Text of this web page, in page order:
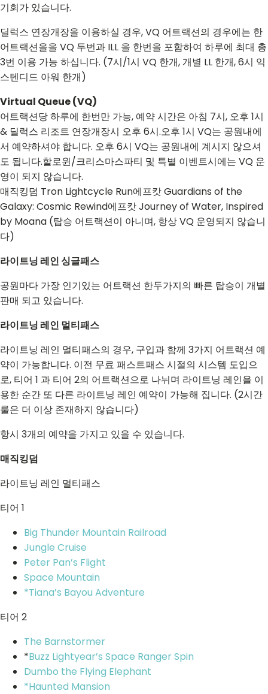
기회가 있습니다.
딜럭스 연장개장을 이용하실 경우, VQ 어트랙션의 경우에는 한
어트랙션을을 VQ 두번과 ILL 을 한번을 포함하여 하루에 최대 총
3번 이용 가능 하십니다. (7시/1시 VQ 한개, 개별 LL 한개, 6시 익
스텐디드 아워 한개)
Virtual Queue (VQ)
어트랙션당 하루에 한번만 가능, 예약 시간은 아침 7시, 오후 1시
& 딜럭스 리조트 연장개장시 오후 6시.오후 1시 VQ는 공원내에
서 예약하셔야 합니다. 오후 6시 VQ는 공원내에 계시지 않으셔
도 됩니다.할로윈/크리스마스파티 및 특별 이벤트시에는 VQ 운
영이 되지 않습니다.
매직킹덤 Tron Lightcycle Run에프캇 Guardians of the
Galaxy: Cosmic Rewind에프캇 Journey of Water, Inspired
by Moana (탑승 어트랙션이 아니며, 항상 VQ 운영되지 않습니
다)
라이트닝 레인 싱글패스
공원마다 가장 인기있는 어트랙션 한두가지의 빠른 탑승이 개별
판매 되고 있습니다.
라이트닝 레인 멀티패스
라이트닝 레인 멀티패스의 경우, 구입과 함께 3가지 어트랙션 예
약이 가능합니다. 이전 무료 패스트패스 시절의 시스템 도입으
로, 티어 1 과 티어 2의 어트랙션으로 나뉘며 라이트닝 레인을 이
용한 순간 또 다른 라이트닝 레인 예약이 가능해 집니다. (2시간
룰은 더 이상 존재하지 않습니다)
항시 3개의 예약을 가지고 있을 수 있습니다.
매직킹덤
라이트닝 레인 멀티패스
티어 1
Big Thunder Mountain Railroad
Jungle Cruise
Peter Pan’s Flight
Space Mountain
*Tiana’s Bayou Adventure
티어 2
The Barnstormer
*Buzz Lightyear’s Space Ranger Spin
Dumbo the Flying Elephant
*Haunted Mansion